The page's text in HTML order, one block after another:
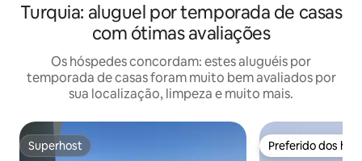
Turquia: aluguel por temporada de casas
com ótimas avaliações
Os hóspedes concordam: estes aluguéis por
temporada de casas foram muito bem avaliados por
sua localização, limpeza e muito mais.
Superhost
Superhost Preferido dos
Preferido dos